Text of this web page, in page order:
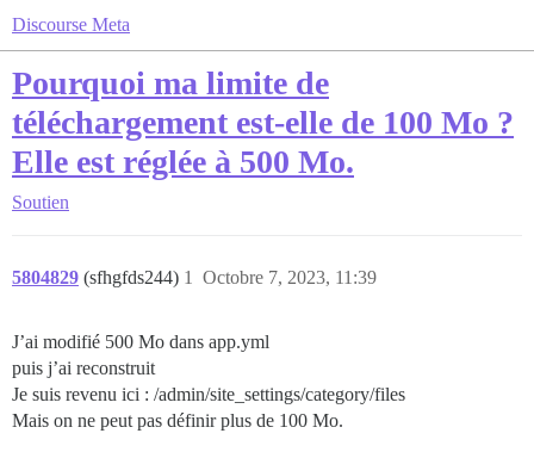
Discourse Meta
Pourquoi ma limite de
téléchargement est-elle de 100 Mo ?
Elle est réglée à 500 Mo.
Soutien
5804829 (sfhgfds244) Octobre 7, 2023, 11:39
1
J’ai modifié 500 Mo dans app.yml
puis j’ai reconstruit
Je suis revenu ici : /admin/site_settings/category/files
Mais on ne peut pas définir plus de 100 Mo.